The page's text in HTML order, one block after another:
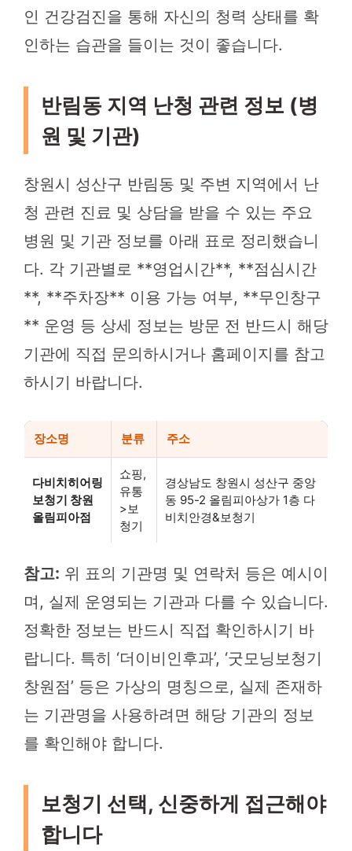
인 건강검진을 통해 자신의 청력 상태를 확
인하는 습관을 들이는 것이 좋습니다.
반림동 지역 난청 관련 정보 (병
원 및 기관)
창원시 성산구 반림동 및 주변 지역에서 난
청 관련 진료 및 상담을 받을 수 있는 주요
병원 및 기관 정보를 아래 표로 정리했습니
다. 각 기관별로 **영업시간**, **점심시간
**, **주차장** 이용 가능 여부, **무인창구
** 운영 등 상세 정보는 방문 전 반드시 해당
기관에 직접 문의하시거나 홈페이지를 참고
하시기 바랍니다.
장소명 분류 주소
다비치히어링
보청기 창원
올림피아점
쇼핑,
유통
>보
청기
경상남도 창원시 성산구 중앙
동 95-2 올림피아상가 1층 다
비치안경&보청기
참고: 위 표의 기관명 및 연락처 등은 예시이
며, 실제 운영되는 기관과 다를 수 있습니다.
정확한 정보는 반드시 직접 확인하시기 바
랍니다. 특히 ‘더이비인후과’, ‘굿모닝보청기
창원점’ 등은 가상의 명칭으로, 실제 존재하
는 기관명을 사용하려면 해당 기관의 정보
를 확인해야 합니다.
보청기 선택, 신중하게 접근해야
합니다